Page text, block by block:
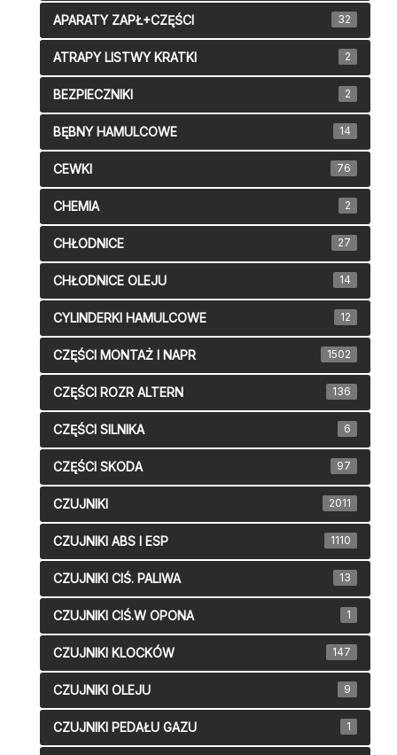
APARATY ZAPŁ+CZĘŚCI 32
ATRAPY LISTWY KRATKI 2
BEZPIECZNIKI 2
BĘBNY HAMULCOWE 14
CEWKI 76
CHEMIA 2
CHŁODNICE 27
CHŁODNICE OLEJU 14
CYLINDERKI HAMULCOWE 12
CZĘŚCI MONTAŻ I NAPR 1502
CZĘŚCI ROZR ALTERN 136
CZĘŚCI SILNIKA 6
CZĘŚCI SKODA 97
CZUJNIKI 2011
CZUJNIKI ABS I ESP 1110
CZUJNIKI CIŚ. PALIWA 13
CZUJNIKI CIŚ.W OPONA 1
CZUJNIKI KLOCKÓW 147
CZUJNIKI OLEJU 9
CZUJNIKI PEDAŁU GAZU 1